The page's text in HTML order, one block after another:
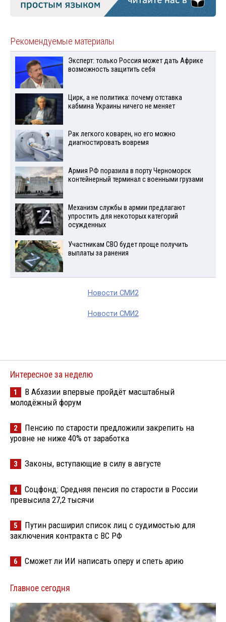
Рекомендуемые материалы
Эксперт: только Россия может дать Африке
возможность защитить себя
Цирк, а не политика: почему отставка
кабмина Украины ничего не меняет
Рак легкого коварен, но его можно
диагностировать вовремя
Армия РФ поразила в порту Черноморск
контейнерный терминал с военными грузами
Механизм службы в армии предлагают
упростить для некоторых категорий
осужденных
Участникам СВО будет проще получить
выплаты за ранения
Новости СМИ2
Новости СМИ2
Интересное за неделю
1
В Абхазии впервые пройдёт масштабный
молодёжный форум
2
Пенсию по старости предложили закрепить на
уровне не ниже 40% от заработка
3 Законы, вступающие в силу в августе
4
Соцфонд: Средняя пенсия по старости в России
превысила 27,2 тысячи
5
Путин расширил список лиц с судимостью для
заключения контракта с ВС РФ
6 Сможет ли ИИ написать оперу и спеть арию
Главное сегодня